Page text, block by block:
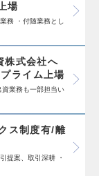
場
務 ・付随業務とし
株式会社へ
ライム上場
資業務も一部担当い
ス制度有/離
提案、取引深耕 ・